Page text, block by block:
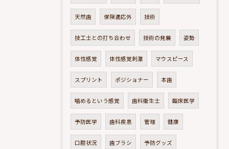
天然歯 保険適応外 技術
技工士との打ち合わせ 技術の発展 姿勢
体性感覚 体性感覚刺激 マウスピース
スプリント ポジショナー 本歯
噛めるという感覚 歯科衛生士 臨床医学
予防医学 歯科疾患 管理 健康
口腔状況 歯ブラシ 予防グッズ